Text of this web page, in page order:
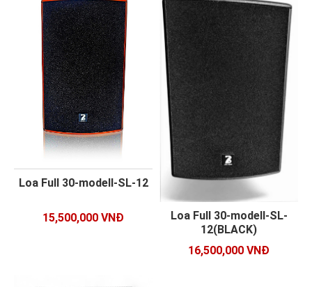
Loa Full 30-modell-SL-12
15,500,000 VNĐ
Loa Full 30-modell-SL-
12(BLACK)
16,500,000 VNĐ